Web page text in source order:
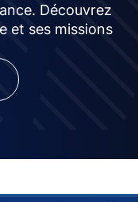
Découvrez
et ses missions